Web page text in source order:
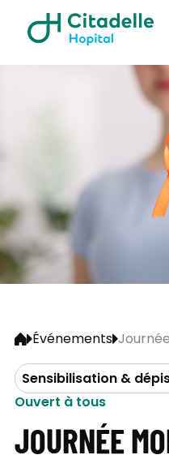
Événements
Sensibilisation &
Ouvert à tous
JOURNÉE